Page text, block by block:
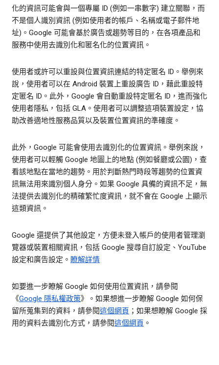
化的資訊可能會與一個專屬 ID (例如一串數字) 建立關聯，而
不是個人識別資訊 (例如使用者的帳戶、名稱或電子郵件地
址)。Google 可能會基於廣告或趨勢等目的，在各項產品和
服務中使用去識別化和匿名化的位置資訊。
使用者或許可以重設與位置資訊連結的特定匿名 ID。舉例來
說，使用者可以在 Android 裝置上重設廣告 ID，藉此重設特
定匿名 ID。此外，Google 會自動重設特定匿名 ID，進而強化
使用者隱私，包括 GLA。使用者可以調整這項裝置設定，協
助改善適地性服務品質以及裝置位置資訊的準確度。
此外，Google 可能會使用去識別化的位置資訊。舉例來說，
使用者可以輕觸 Google 地圖上的地點 (例如餐廳或公園)，查
看該地點在當地的趨勢。用於判斷熱門時段等趨勢的位置資
訊無法用來識別個人身分。如果 Google 具備的資訊不足，無
法提供去識別化的精確繁忙度資訊，就不會在 Google 上顯示
這類資訊。
Google 還提供了其他設定，方便未登入帳戶的使用者管理瀏
覽器或裝置相關資訊，包括 Google 搜尋自訂設定、YouTube
設定和廣告設定。 瞭解詳情
如要進一步瞭解 Google 如何使用位置資訊，請參閱
《Google 隱私權政策》。如果想進一步瞭解 Google 如何保
留所蒐集到的資料，請參閱這個網頁 ；如果想瞭解 Google 採
用的資料去識別化方式，請參閱這個網頁 。